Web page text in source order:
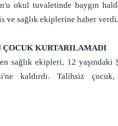
okul tuvaletinde baygın
sağlık ekiplerine haber verdi.
KURTARILAMADI
sağlık ekipleri, 12 yaşındaki
kaldırdı. Talihsiz